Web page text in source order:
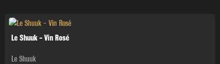
Le Shuuk - Vin Rosé
Le Shuuk